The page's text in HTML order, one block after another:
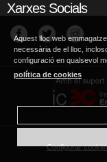
Xarxes Socials
Configurar
Aquest lloc web
necessària de el lloc,
configuració en qualsevol
política de cookies